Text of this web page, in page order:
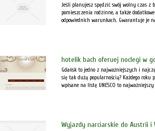
Jeśli planujesz spędzić swój wolny czas
pomieszczenia rodzinne, a także
odpowiednich warunkach. Gwarantuje je
hotelik bach oferuej noclegi w
Gdańsk to jedno z najważniejszych i
się tak dużą popularnością? Każdego
wpisane na listę UNESCO to najważniejszy
Wyjazdy narciarskie do Austrii i